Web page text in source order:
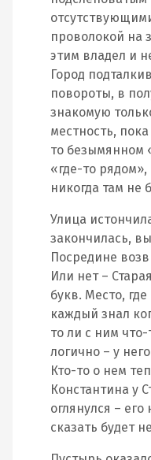
проволокой на
этим владел и
Город
повороты, в
знакомую
местность,
то безымянном
«где-то
никогда там не
Улица
закончилась,
Посредине
Или нет –
букв. Место,
каждый знал
то ли с ним что-
логично – у
Кто-то о нем
Константина у
оглянулся –
сказать будет